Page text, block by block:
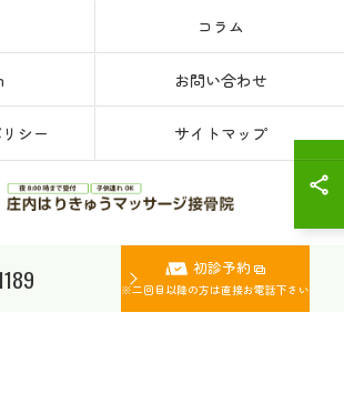
初診予約
※二回目以降の方は直接お電話下さい
コラム
お問い合わせ
シー サイトマップ
西区の接骨院なら庄内はりきゅうマッサージ接骨院 ALL
RIGHTS RESERVED.